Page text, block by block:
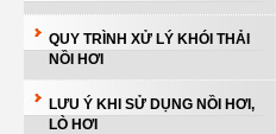
QUY TRÌNH XỬ LÝ KHÓI THẢI
NỒI HƠI
LƯU Ý KHI SỬ DỤNG NỒI HƠI,
LÒ HƠI